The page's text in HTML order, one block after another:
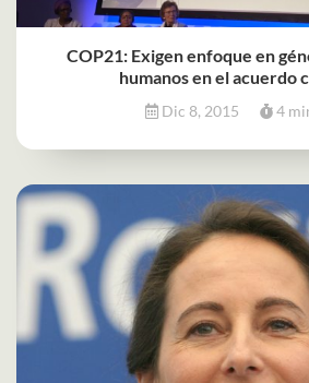
COP21: Exigen enfoque en
humanos en el acuerdo
Dic 8, 2015 4